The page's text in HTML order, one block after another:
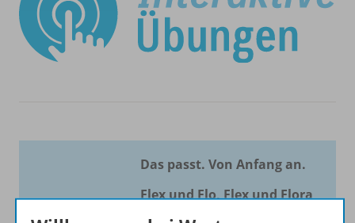
Das passt. Von Anfang an.
Flex und Flo, Flex und Flora